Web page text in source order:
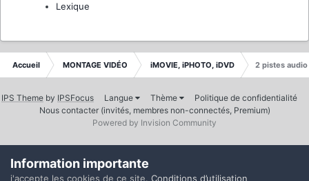
Lexique
Accueil MONTAGE VIDÉO iMOVIE, iPHOTO, iDVD 2 pistes audio
IPS Theme by IPSFocus Langue Thème
Politique de confidentialité
Nous contacter (invités, membres non-connectés, Premium)
Powered by Invision Community
Information importante
j'accepte les cookies de ce site. Conditions d’utilisation